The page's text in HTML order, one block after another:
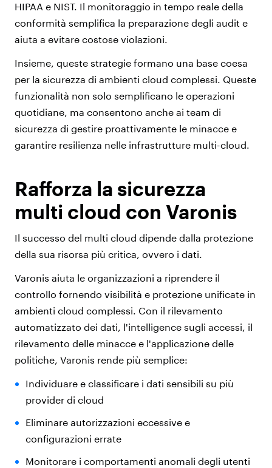
HIPAA e NIST. Il monitoraggio in tempo reale della
conformità semplifica la preparazione degli audit e
aiuta a evitare costose violazioni.
Insieme, queste strategie formano una base coesa
per la sicurezza di ambienti cloud complessi. Queste
funzionalità non solo semplificano le operazioni
quotidiane, ma consentono anche ai team di
sicurezza di gestire proattivamente le minacce e
garantire resilienza nelle infrastrutture multi-cloud.
Rafforza la sicurezza
multi cloud con Varonis
Il successo del multi cloud dipende dalla protezione
della sua risorsa più critica, ovvero i dati.
Varonis aiuta le organizzazioni a riprendere il
controllo fornendo visibilità e protezione unificate in
ambienti cloud complessi. Con il rilevamento
automatizzato dei dati, l'intelligence sugli accessi, il
rilevamento delle minacce e l'applicazione delle
politiche, Varonis rende più semplice:
Individuare e classificare i dati sensibili su più
provider di cloud
Eliminare autorizzazioni eccessive e
configurazioni errate
Monitorare i comportamenti anomali degli utenti